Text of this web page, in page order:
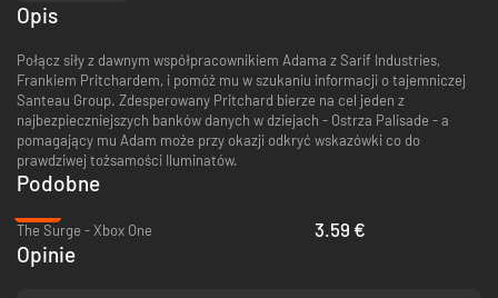
Opis
Połącz siły z dawnym współpracownikiem Adama z Sarif Industries,
Frankiem Pritchardem, i pomóż mu w szukaniu informacji o tajemniczej
Santeau Group. Zdesperowany Pritchard bierze na cel jeden z
najbezpieczniejszych banków danych w dziejach - Ostrza Palisade - a
pomagający mu Adam może przy okazji odkryć wskazówki co do
prawdziwej tożsamości Iluminatów.
Podobne
The Surge - Xbox One
3.59 €
Opinie